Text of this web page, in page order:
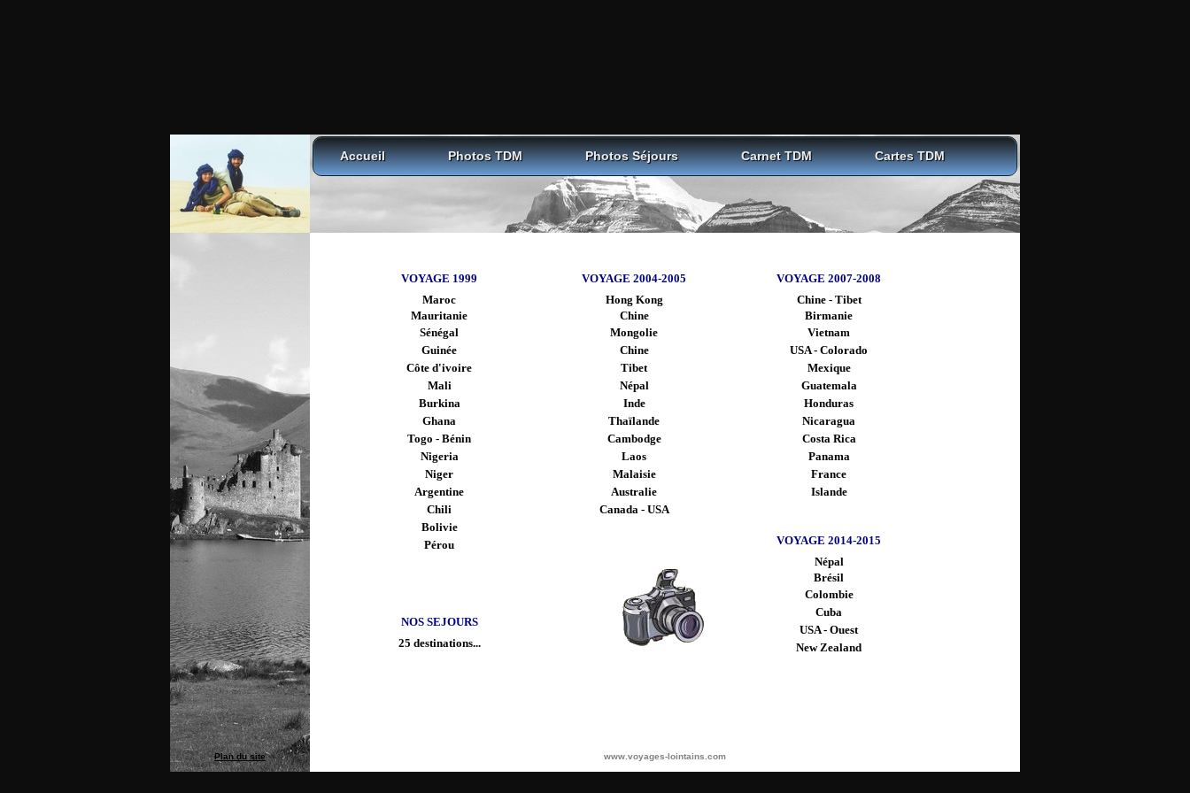
Accueil Photos TDM Photos Séjours Carnet TDM Cartes TDM
VOYAGE 1999
Maroc
Mauritanie
Sénégal
Guinée
Côte d'ivoire
Mali
Burkina
Ghana
Togo - Bénin
Nigeria
Niger
Argentine
Chili
Bolivie
Pérou
NOS SEJOURS
25 destinations...
VOYAGE 2004-2005
Hong Kong
Chine
Mongolie
Chine
Tibet
Népal
Inde
Thaïlande
Cambodge
Laos
Malaisie
Australie
Canada - USA
VOYAGE 2007-2008
Chine - Tibet
Birmanie
Vietnam
USA - Colorado
Mexique
Guatemala
Honduras
Nicaragua
Costa Rica
Panama
France
Islande
VOYAGE 2014-2015
Népal
Brésil
Colombie
Cuba
USA - Ouest
New Zealand
Plan du site www.voyages-lointains.com